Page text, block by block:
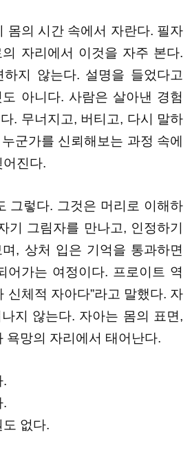
몸의 시간 속에서 자란다. 필자
자리에서 이것을 자주 본다.
지 않는다. 설명을 들었다고
아니다. 사람은 살아낸 경험
. 무너지고, 버티고, 다시 말하
군가를 신뢰해보는 과정 속에
진다.
그렇다. 그것은 머리로 이해하
기 그림자를 만나고, 인정하기
, 상처 입은 기억을 통과하면
어가는 여정이다. 프로이트 역
신체적 자아다”라고 말했다. 자
지 않는다. 자아는 몸의 표면,
욕망의 자리에서 태어난다.
.
.
없다.